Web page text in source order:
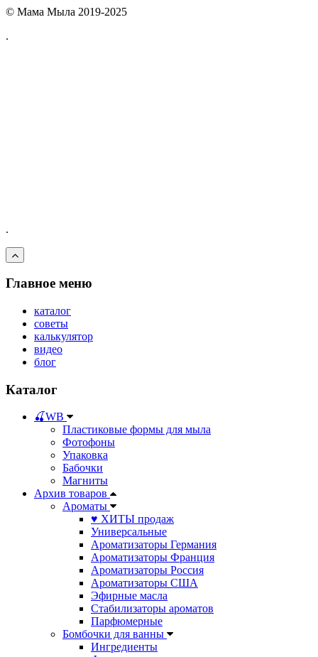
© Мама Мыла 2019-2025
.
.
Главное меню
каталог
советы
калькулятор
видео
блог
Каталог
🍒WB
Пластиковые формы для мыла
Фотофоны
Упаковка
Бабочки
Магниты
Архив товаров
Ароматы
♥ ХИТЫ продаж
Универсальные
Ароматизаторы Германия
Ароматизаторы Франция
Ароматизаторы Россия
Ароматизаторы США
Эфирные масла
Стабилизаторы ароматов
Парфюмерные
Бомбочки для ванны
Ингредиенты